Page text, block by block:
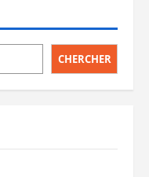
CHERCHER